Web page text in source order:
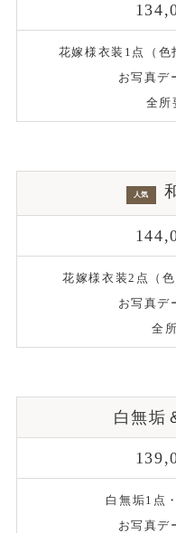
花嫁様衣装1点（色
お写真デ
全所
人気
花嫁様衣装2点（
お写真デ
全
白無垢
白無垢1点
お写真デ